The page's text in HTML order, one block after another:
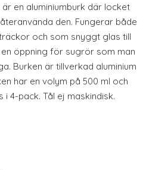
en aluminiumburk där locket
den. Fungerar både
och som snyggt glas till
öppning för sugrör som man
Burken är tillverkad aluminium
har en volym på 500 ml och
i 4-pack. Tål ej maskindisk.